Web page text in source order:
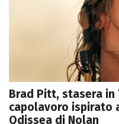
Brad Pitt, stasera
capolavoro ispirato
Odissea di Nolan